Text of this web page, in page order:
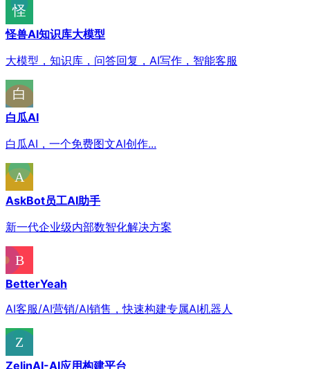
怪兽AI知识库大模型
大模型，知识库，问答回复，AI写作，智能客服
白瓜AI
白瓜AI，一个免费图文AI创作...
AskBot员工AI助手
新一代企业级内部数智化解决方案
BetterYeah
AI客服/AI营销/AI销售，快速构建专属AI机器人
ZelinAI-AI应用构建平台